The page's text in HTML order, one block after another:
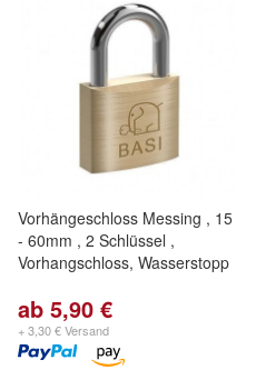
Vorhängeschloss Messing , 15
- 60mm , 2 Schlüssel ,
Vorhangschloss, Wasserstopp
ab 5,90 €
+ 3,30 € Versand